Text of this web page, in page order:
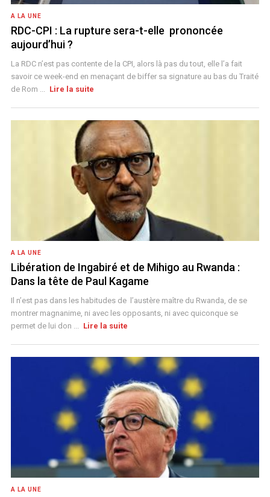
A LA UNE
RDC-CPI : La rupture sera-t-elle prononcée
aujourd’hui ?
La RDC n’est pas contente de la CPI, alors là pas du tout, elle l’a fait
savoir ce week-end en menaçant de biffer sa signature au bas du Traité
de Rom ... Lire la suite
A LA UNE
Libération de Ingabiré et de Mihigo au Rwanda :
Dans la tête de Paul Kagame
Il n’est pas dans les habitudes de l’austère maître du Rwanda, de se
montrer magnanime, ni avec les opposants, ni avec quiconque se
permet de lui don ... Lire la suite
A LA UNE